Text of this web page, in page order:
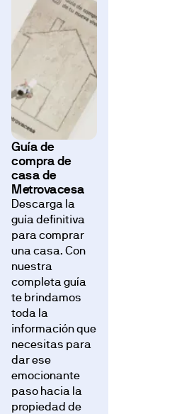
Guía de
compra de
casa de
Metrovacesa
Descarga la
guía definitiva
para comprar
una casa. Con
nuestra
completa guía
te brindamos
toda la
información que
necesitas para
dar ese
emocionante
paso hacia la
propiedad de